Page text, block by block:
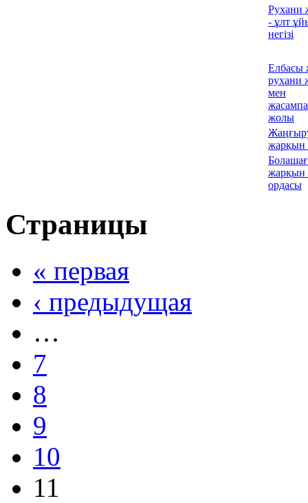
Рухани
- ұлт
негізі
Елбасы
рухани
мен
жолы
жарқын
ордасы
Страницы
« первая
‹ предыдущая
…
7
8
9
10
11